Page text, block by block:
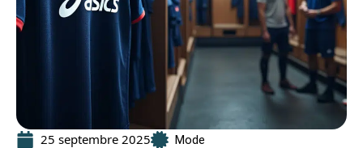
25 septembre 2025 Mode